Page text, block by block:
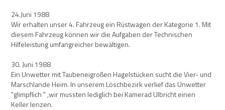
24.Juni 1988
Wir erhalten unser 4. Fahrzeug ein Rüstwagen der Kategorie 1. Mit
diesem Fahrzeug können wir die Aufgaben der Technischen
Hilfeleistung umfangreicher bewältigen.
30. Juni 1988
Ein Unwetter mit Taubeneigroßen Hagelstücken sucht die Vier- und
Marschlande Heim. In unserem Löschbezirk verlief das Unwetter
"glimpflich " ,wir mussten lediglich bei Kamerad Ulbricht einen
Keller lenzen.